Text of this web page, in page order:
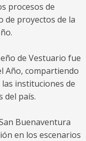
procesos de
de proyectos de la
de Vestuario fue
Año, compartiendo
instituciones de
del país.
Buenaventura
en los escenarios